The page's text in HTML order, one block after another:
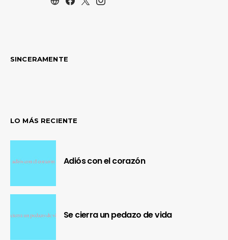
SINCERAMENTE
LO MÁS RECIENTE
Adiós con el corazón
Se cierra un pedazo de vida